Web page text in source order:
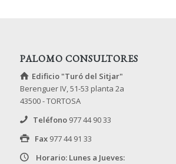
PALOMO CONSULTORES
Edificio "Turó del Sitjar"
Berenguer IV, 51-53 planta 2a
43500 - TORTOSA
Teléfono 977 44 90 33
Fax 977 44 91 33
Horario: Lunes a Jueves: